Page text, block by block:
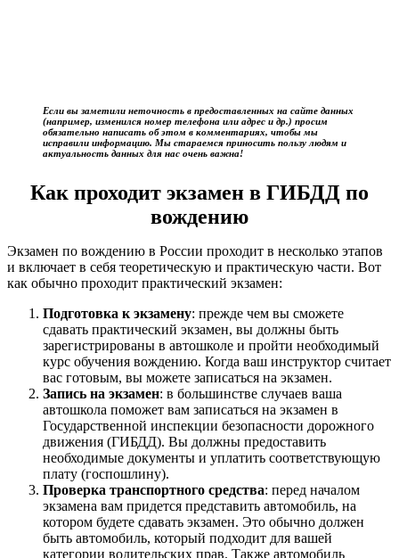
Если вы заметили неточность в предоставленных на сайте данных
(например, изменился номер телефона или адрес и др.) просим
обязательно написать об этом в комментариях, чтобы мы
исправили информацию. Мы стараемся приносить пользу людям и
актуальность данных для нас очень важна!
Как проходит экзамен в ГИБДД по
вождению
Экзамен по вождению в России проходит в несколько этапов
и включает в себя теоретическую и практическую части. Вот
как обычно проходит практический экзамен:
Подготовка к экзамену: прежде чем вы сможете
сдавать практический экзамен, вы должны быть
зарегистрированы в автошколе и пройти необходимый
курс обучения вождению. Когда ваш инструктор считает
вас готовым, вы можете записаться на экзамен.
Запись на экзамен: в большинстве случаев ваша
автошкола поможет вам записаться на экзамен в
Государственной инспекции безопасности дорожного
движения (ГИБДД). Вы должны предоставить
необходимые документы и уплатить соответствующую
плату (госпошлину).
Проверка транспортного средства: перед началом
экзамена вам придется представить автомобиль, на
котором будете сдавать экзамен. Это обычно должен
быть автомобиль, который подходит для вашей
категории водительских прав. Также автомобиль